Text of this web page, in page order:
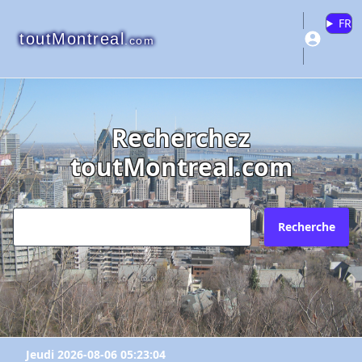
toutMontreal.com
FR
Recherchez
toutMontreal.com
Recherche
Jeudi 2026-08-06 05:23:04